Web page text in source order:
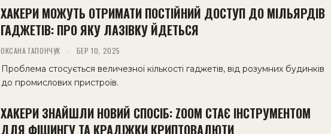
ХАКЕРИ МОЖУТЬ ОТРИМАТИ ПОСТІЙНИЙ ДОСТУП ДО МІЛЬЯРДІВ
ГАДЖЕТІВ: ПРО ЯКУ ЛАЗІВКУ ЙДЕТЬСЯ
ОКСАНА ГАПОНЧУК БЕР 10, 2025
Проблема стосується величезної кількості гаджетів, від розумних будинків
до промислових пристроїв.
ХАКЕРИ ЗНАЙШЛИ НОВИЙ СПОСІБ: ZOOM СТАЄ ІНСТРУМЕНТОМ
ДЛЯ ФІШИНГУ ТА КРАДІЖКИ КРИПТОВАЛЮТИ